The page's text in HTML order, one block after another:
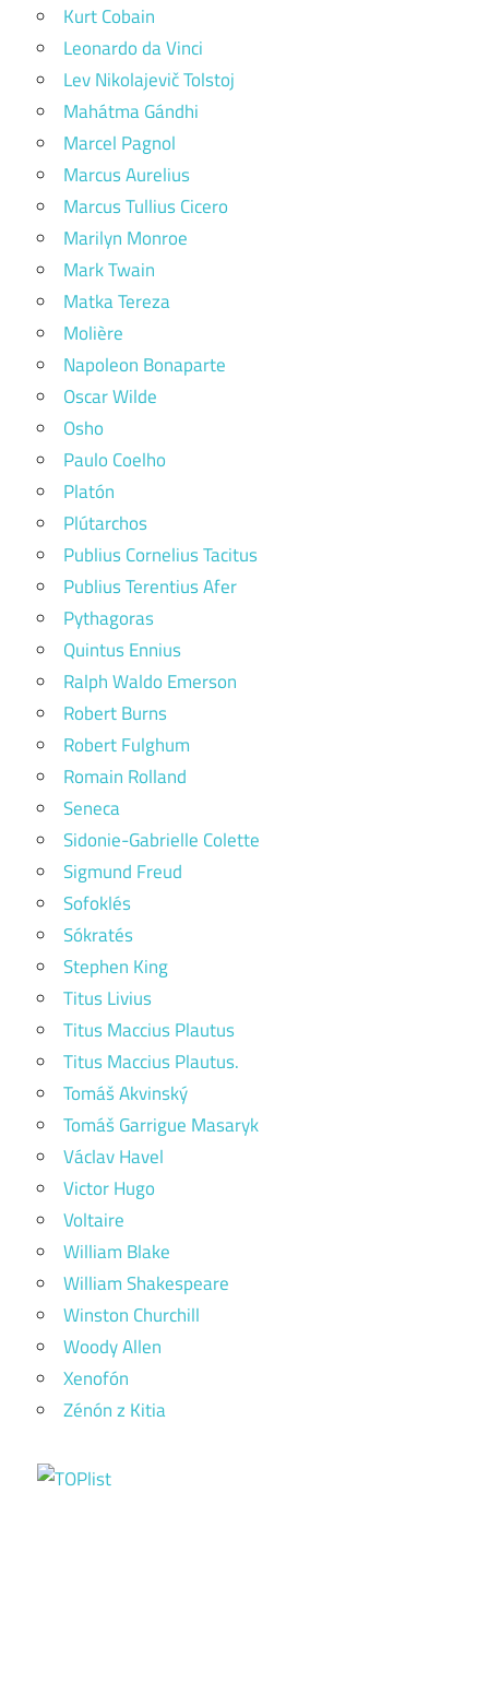
Kurt Cobain
Leonardo da Vinci
Lev Nikolajevič Tolstoj
Mahátma Gándhi
Marcel Pagnol
Marcus Aurelius
Marcus Tullius Cicero
Marilyn Monroe
Mark Twain
Matka Tereza
Molière
Napoleon Bonaparte
Oscar Wilde
Osho
Paulo Coelho
Platón
Plútarchos
Publius Cornelius Tacitus
Publius Terentius Afer
Pythagoras
Quintus Ennius
Ralph Waldo Emerson
Robert Burns
Robert Fulghum
Romain Rolland
Seneca
Sidonie-Gabrielle Colette
Sigmund Freud
Sofoklés
Sókratés
Stephen King
Titus Livius
Titus Maccius Plautus
Titus Maccius Plautus.
Tomáš Akvinský
Tomáš Garrigue Masaryk
Václav Havel
Victor Hugo
Voltaire
William Blake
William Shakespeare
Winston Churchill
Woody Allen
Xenofón
Zénón z Kitia